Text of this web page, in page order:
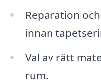
Reparation
innan
Val av rätt
rum.